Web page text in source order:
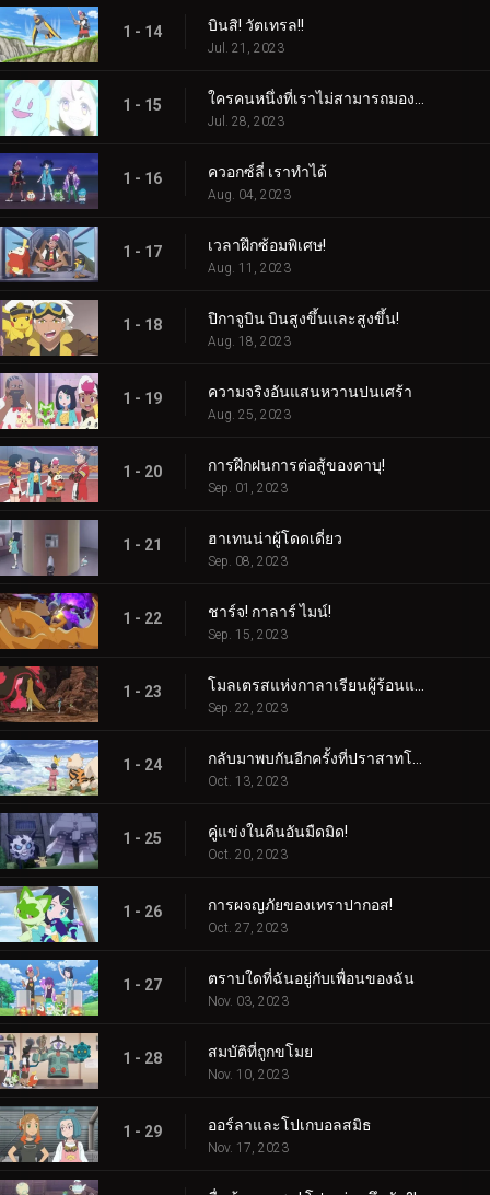
1 - 14 บินสิ! วัตเทรล!!
Jul. 21, 2023
1 - 15
Jul. 28, 2023
1 - 16 ควอกซ์ลี่ เราทำได้
Aug. 04, 2023
1 - 17 เวลาฝึกซ้อมพิเศษ!
Aug. 11, 2023
1 - 18 ปิกาจูบิน บินสูงขึ้นและสูงขึ้น!
Aug. 18, 2023
1 - 19 ความจริงอันแสนหวานปนเศร้า
Aug. 25, 2023
1 - 20 การฝึกฝนการต่อสู้ของคาบุ!
Sep. 01, 2023
1 - 21 ฮาเทนน่าผู้โดดเดี่ยว
Sep. 08, 2023
1 - 22 ชาร์จ! กาลาร์ ไมน์!
Sep. 15, 2023
1 - 23
Sep. 22, 2023
1 - 24
Oct. 13, 2023
1 - 25 คู่แข่งในคืนอันมืดมิด!
Oct. 20, 2023
1 - 26 การผจญภัยของเทราปากอส!
Oct. 27, 2023
1 - 27 ตราบใดที่ฉันอยู่กับเพื่อนของฉัน
Nov. 03, 2023
1 - 28 สมบัติที่ถูกขโมย
Nov. 10, 2023
1 - 29 ออร์ลาและโปเกบอลสมิธ
Nov. 17, 2023